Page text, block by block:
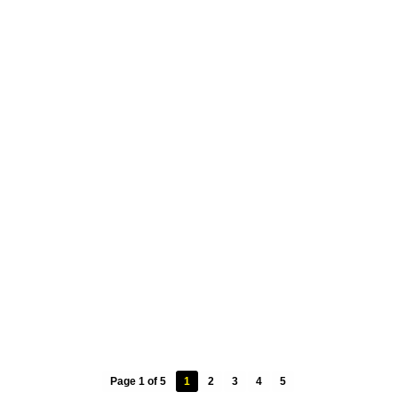
Page 1 of 5 1 2 3 4 5